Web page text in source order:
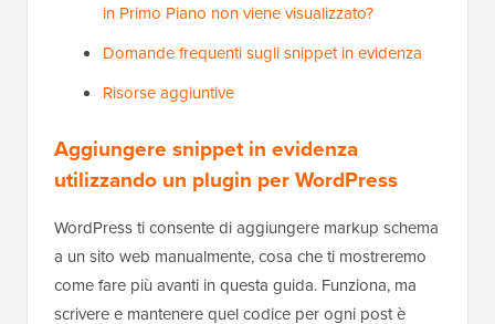
in Primo Piano non viene visualizzato?
Domande frequenti sugli snippet in evidenza
Risorse aggiuntive
Aggiungere snippet in evidenza
utilizzando un plugin per WordPress
WordPress ti consente di aggiungere markup schema
a un sito web manualmente, cosa che ti mostreremo
come fare più avanti in questa guida. Funziona, ma
scrivere e mantenere quel codice per ogni post è